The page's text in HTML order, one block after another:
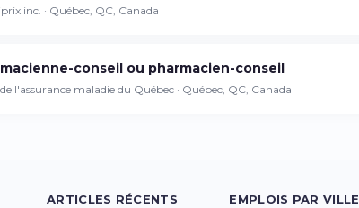
inc. · Québec, QC, Canada
conseil ou pharmacien-conseil
l'assurance maladie du Québec · Québec, QC, Canada
ARTICLES RÉCENTS EMPLOIS PAR VILLE